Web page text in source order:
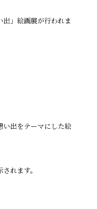
出」絵画展が行われま
い出をテーマにした絵
れます。